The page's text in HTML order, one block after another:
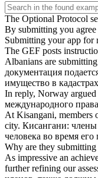
The Optional Protocol
By submitting you
Submitting your app for
The GEF posts
Albanians are submitting
документация
имущество в
In reply, Norway argued
международного
At Kisangani, members
city. Кисангани:
человека во время его
Why are they submitting
As impressive an
further refining our